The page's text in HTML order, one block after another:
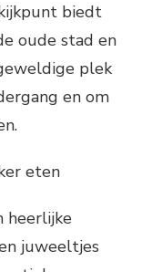
biedt
oude stad en
plek
en om
eten
heerlijke
juweeltjes